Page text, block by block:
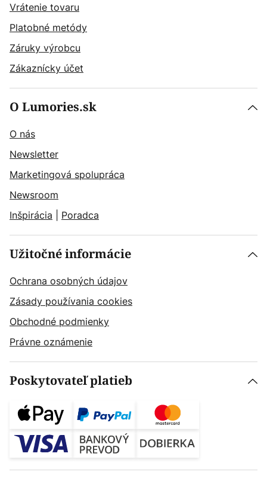
Vrátenie tovaru
Platobné metódy
Záruky výrobcu
Zákaznícky účet
O Lumories.sk
O nás
Newsletter
Marketingová spolupráca
Newsroom
Inšpirácia
Poradca
Užitočné informácie
Ochrana osobných údajov
Zásady používania cookies
Obchodné podmienky
Právne oznámenie
Poskytovateľ platieb